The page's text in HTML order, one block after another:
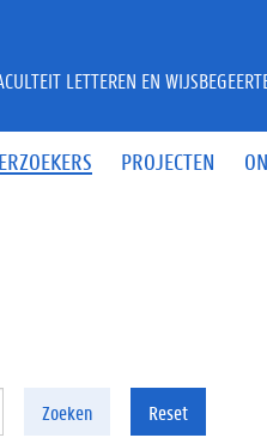
PROJECTEN
LETTEREN EN
Zoeken Reset